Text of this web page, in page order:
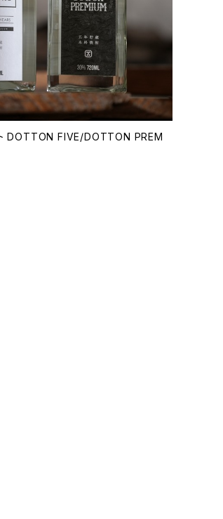
DOTTON FIVE/DOTTON PREM